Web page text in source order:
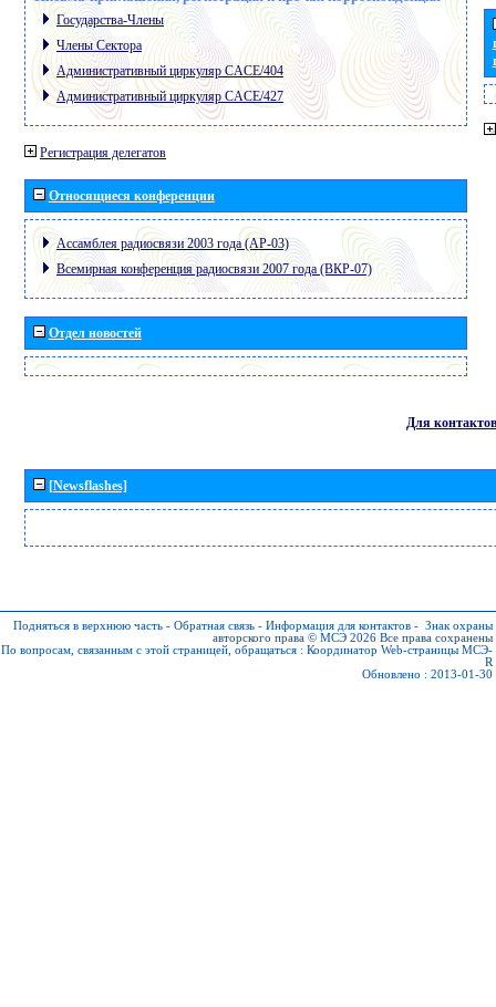
Государства-Члены
Члены Сектора
Административный циркуляр CACE/404
Административный циркуляр CACE/427
Регистрация делегатов
Относящиеся конференции
Ассамблея радиосвязи 2003 года (АР-03)
Всемирная конференция радиосвязи 2007 года (ВКР-07)
Отдел новостей
Для контактов
[Newsflashes]
Подняться в верхнюю часть - Обратная связь - Информация для контактов - Знак охраны
авторского права © МСЭ 2026 Все права сохранены
По вопросам, связанным с этой страницей, обращаться : Координатор Web-страницы МСЭ-
R
Обновлено : 2013-01-30